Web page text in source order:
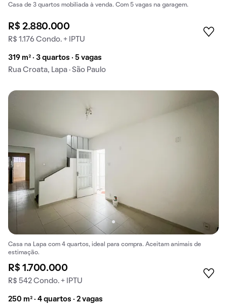
Casa de 3 quartos mobiliada à venda. Com 5 vagas na garagem.
R$ 2.880.000
R$ 1.176 Condo. + IPTU
319 m² · 3 quartos · 5 vagas
Rua Croata, Lapa · São Paulo
Casa na Lapa com 4 quartos, ideal para compra. Aceitam animais de
estimação.
R$ 1.700.000
R$ 542 Condo. + IPTU
250 m² · 4 quartos · 2 vagas